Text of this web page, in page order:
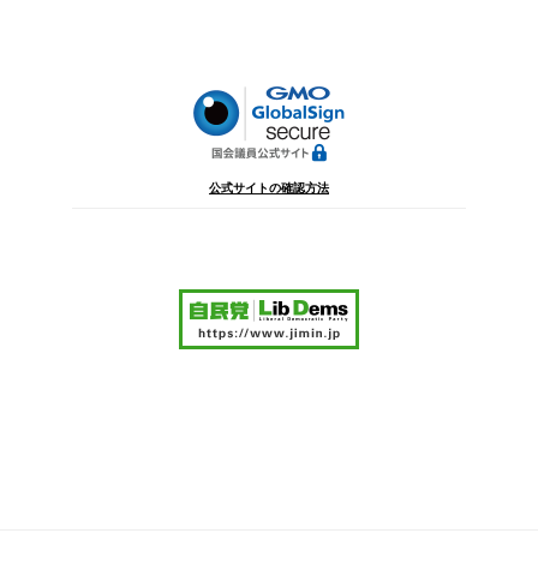
公式サイトの確認方法